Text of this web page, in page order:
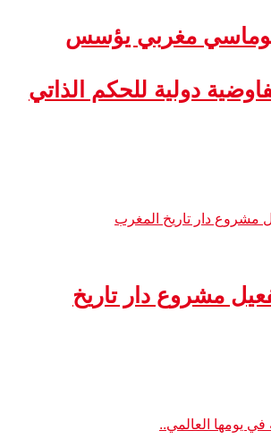
مغربي يؤسس
دولية للحكم الذاتي
مشروع دار تاريخ